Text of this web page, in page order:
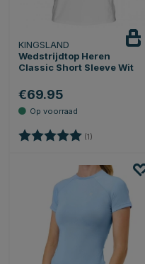
KINGSLAND
Wedstrijdtop Heren
Classic Short Sleeve Wit
€69.95
Beoordeling: (1)